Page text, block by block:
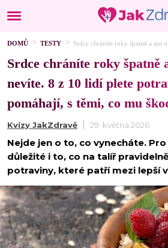
DOMŮ TESTY Srdce chráníte roky špatně a ani
Srdce chráníte roky špatně
nevíte. 8 z 10 lidí plete
pomáhají, s těmi, co mu
Kvízy JakZdravě 29. května 2026
Nejde jen o to, co vynecháte.
důležité i to, co na talíř
potraviny, které patří mezi lepší